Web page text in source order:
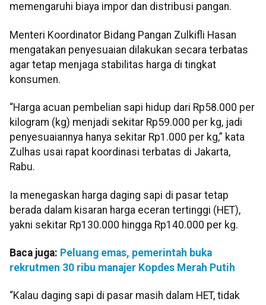
memengaruhi biaya impor dan distribusi pangan.
Menteri Koordinator Bidang Pangan Zulkifli Hasan
mengatakan penyesuaian dilakukan secara terbatas
agar tetap menjaga stabilitas harga di tingkat
konsumen.
“Harga acuan pembelian sapi hidup dari Rp58.000 per
kilogram (kg) menjadi sekitar Rp59.000 per kg, jadi
penyesuaiannya hanya sekitar Rp1.000 per kg,” kata
Zulhas usai rapat koordinasi terbatas di Jakarta,
Rabu.
Ia menegaskan harga daging sapi di pasar tetap
berada dalam kisaran harga eceran tertinggi (HET),
yakni sekitar Rp130.000 hingga Rp140.000 per kg.
Baca juga: Peluang emas, pemerintah buka
rekrutmen 30 ribu manajer Kopdes Merah Putih
“Kalau daging sapi di pasar masih dalam HET, tidak